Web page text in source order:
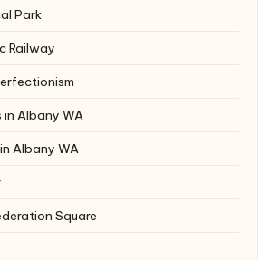
Park
Railway
Albany WA
Albany WA
Square